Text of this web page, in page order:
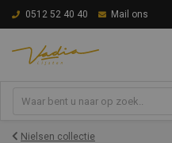
0512 52 40 40 Mail ons
Nielsen collectie